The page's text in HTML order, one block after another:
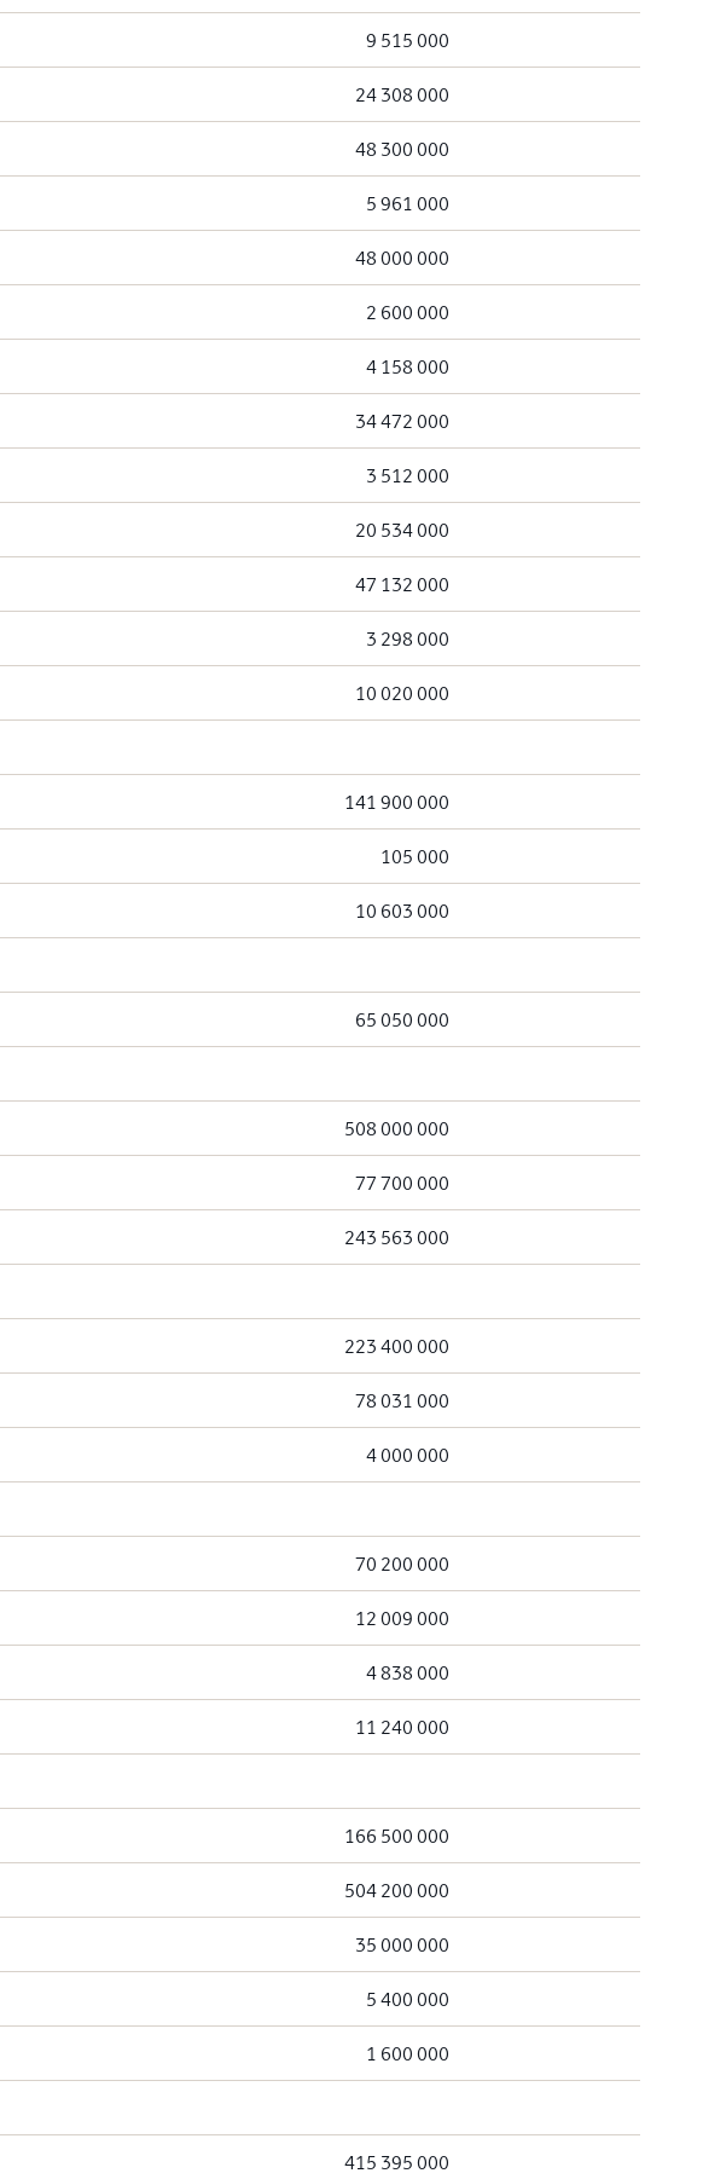
9 515 000
24 308 000
48 300 000
5 961 000
48 000 000
2 600 000
4 158 000
34 472 000
3 512 000
20 534 000
47 132 000
3 298 000
10 020 000
141 900 000
105 000
10 603 000
65 050 000
508 000 000
77 700 000
243 563 000
223 400 000
78 031 000
4 000 000
70 200 000
12 009 000
4 838 000
11 240 000
166 500 000
504 200 000
35 000 000
5 400 000
1 600 000
415 395 000